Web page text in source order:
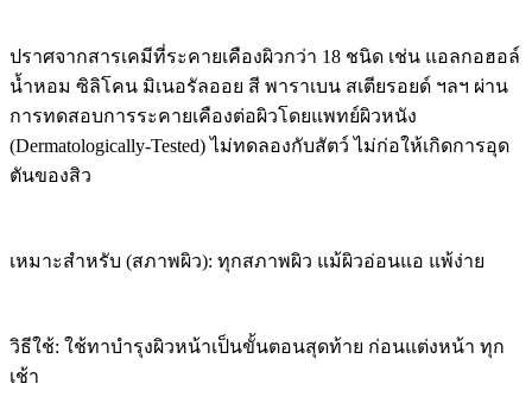
ปราศจากสารเคมีที่ระคายเคืองผิวกว่า 18 ชนิด เช่น แอลกอฮอล์
น้ำหอม ซิลิโคน มิเนอรัลออย สี พาราเบน สเตียรอยด์ ฯลฯ ผ่าน
การทดสอบการระคายเคืองต่อผิวโดยแพทย์ผิวหนัง
(Dermatologically-Tested) ไม่ทดลองกับสัตว์ ไม่ก่อให้เกิดการอุด
ตันของสิว
เหมาะสำหรับ (สภาพผิว): ทุกสภาพผิว แม้ผิวอ่อนแอ แพ้ง่าย
วิธีใช้: ใช้ทาบำรุงผิวหน้าเป็นขั้นตอนสุดท้าย ก่อนแต่งหน้า ทุก
เช้า